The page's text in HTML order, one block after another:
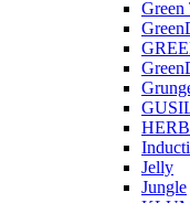
Green
Jelly
Jungle